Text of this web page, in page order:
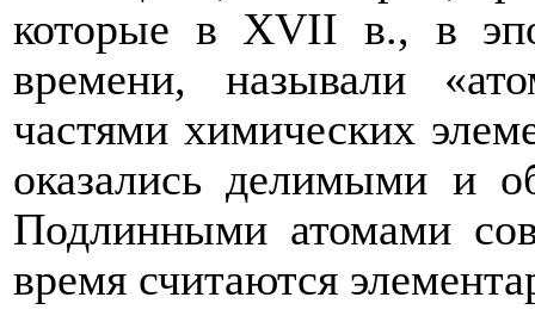
которые вXVII в., в
времени, называли
частями химических
оказались делимыми и
Подлинными атомами
время считаются